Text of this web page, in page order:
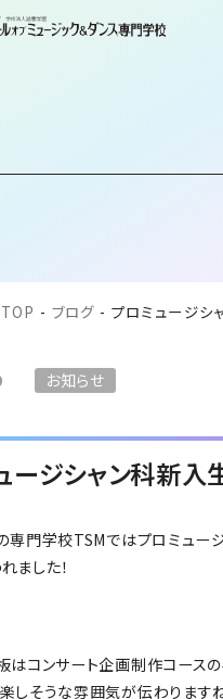
TOP - ブログ - プロミュージシ
お知らせ
ージシャン科新入
専門学校TSMではプロミュー
ました！
はコンサート企画制作コースの
しそうな雰囲気が伝わります